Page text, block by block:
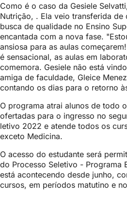
Como é o caso da Gesiele
Nutrição, . Ela veio transferida de
busca de qualidade no Ensino
encantada com a nova fase.
ansiosa para as aulas
é sensacional, as aulas em
comemora. Gesiele não está
amiga de faculdade, Gleice
contando os dias para o retorno
O programa atrai alunos de todo
ofertadas para o ingresso no
letivo 2022 e atende todos os
exceto Medicina.
O acesso do estudante será
do Processo Seletivo - Programa
está acontecendo desde junho,
cursos, em períodos matutino e